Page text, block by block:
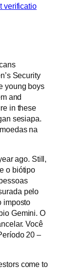
verificatio
Security
young boys
and
in these
sesiapa.
na
ago. Still,
o biótipo
pelo
imposto
Gemini. O
Você
20 –
come to